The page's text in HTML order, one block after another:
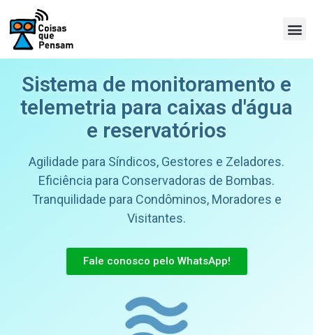
Sistema de monitoramento e
telemetria para caixas d'água
e reservatórios
Agilidade para Síndicos, Gestores e Zeladores.
Eficiência para Conservadoras de Bombas.
Tranquilidade para Condôminos, Moradores e
Visitantes.
Fale conosco pelo WhatsApp!